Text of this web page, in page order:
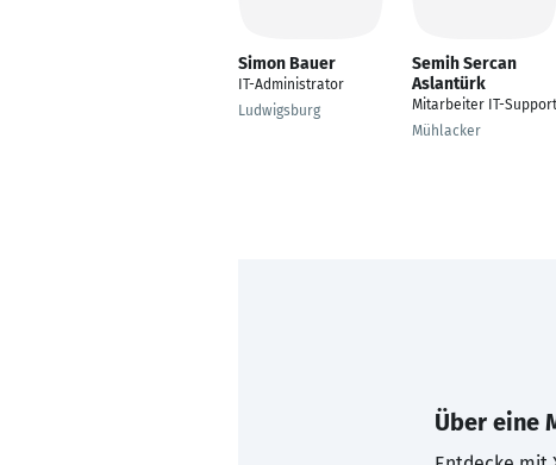
Simon Bauer
IT-Administrator
Ludwigsburg
Semih Sercan
Aslantürk
Mitarbeiter IT-Support
Mühlacker
Über eine